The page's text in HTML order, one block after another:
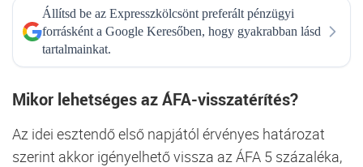
Állítsd be az Expresszkölcsönt preferált pénzügyi
forrásként a Google Keresőben, hogy gyakrabban lásd
tartalmainkat.
Mikor lehetséges az ÁFA-visszatérítés?
Az idei esztendő első napjától érvényes határozat
szerint akkor igényelhető vissza az ÁFA 5 százaléka,